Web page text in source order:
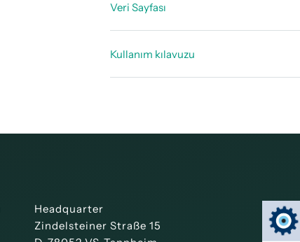
Veri Sayfası
Kullanım kılavuzu
Headquarter
Zindelsteiner Straße 15